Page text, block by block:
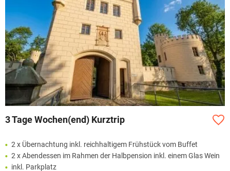
3 Tage Wochen(end) Kurztrip
2 x Übernachtung inkl. reichhaltigem Frühstück vom Buffet
2 x Abendessen im Rahmen der Halbpension inkl. einem Glas Wein
inkl. Parkplatz